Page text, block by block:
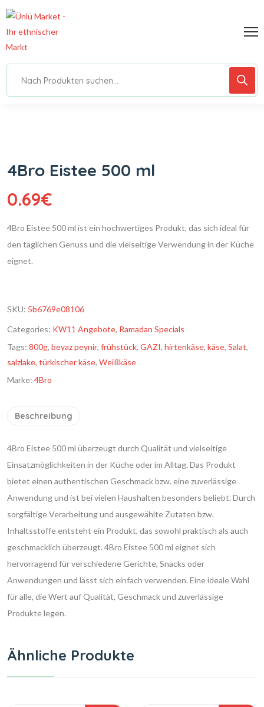
4Bro Eistee 500 ml
0.69€
4Bro Eistee 500 ml ist ein hochwertiges Produkt, das sich ideal für
den täglichen Genuss und die vielseitige Verwendung in der Küche
eignet.
SKU: 5b6769e08106
Categories: KW11 Angebote, Ramadan Specials
Tags: 800g, beyaz peynir, frühstück, GAZI, hirtenkäse, käse, Salat,
salzlake, türkischer käse, Weißkäse
Marke: 4Bro
Beschreibung
4Bro Eistee 500 ml überzeugt durch Qualität und vielseitige
Einsatzmöglichkeiten in der Küche oder im Alltag. Das Produkt
bietet einen authentischen Geschmack bzw. eine zuverlässige
Anwendung und ist bei vielen Haushalten besonders beliebt. Durch
sorgfältige Verarbeitung und ausgewählte Zutaten bzw.
Inhaltsstoffe entsteht ein Produkt, das sowohl praktisch als auch
geschmacklich überzeugt. 4Bro Eistee 500 ml eignet sich
hervorragend für verschiedene Gerichte, Snacks oder
Anwendungen und lässt sich einfach verwenden. Eine ideale Wahl
für alle, die Wert auf Qualität, Geschmack und zuverlässige
Produkte legen.
Ähnliche Produkte